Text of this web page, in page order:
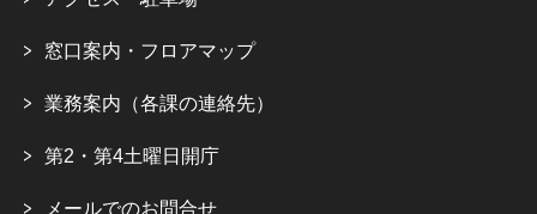
窓口案内・フロアマップ
業務案内（各課の連絡先）
第2・第4土曜日開庁
メールでのお問合せ